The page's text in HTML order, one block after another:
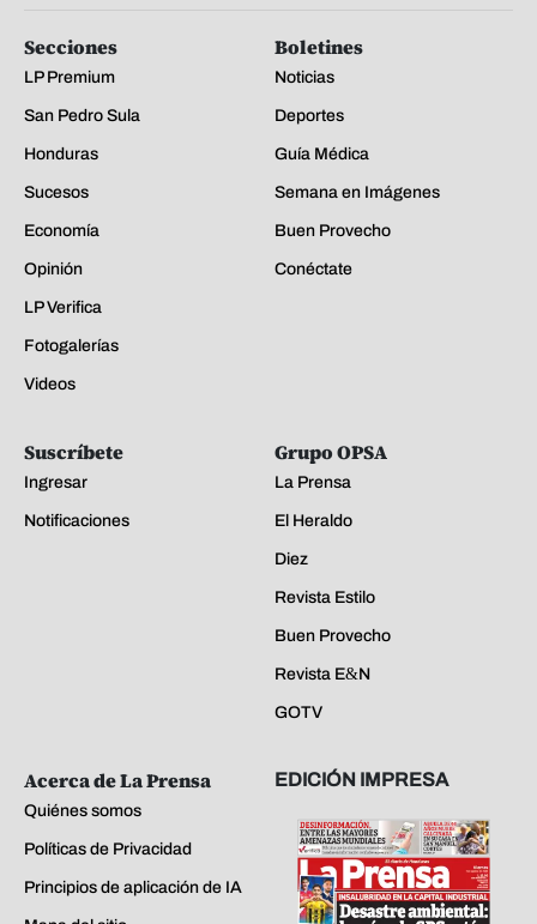
Secciones
LP Premium
San Pedro Sula
Honduras
Sucesos
Economía
Opinión
LP Verifica
Fotogalerías
Videos
Boletines
Noticias
Deportes
Guía Médica
Semana en Imágenes
Buen Provecho
Conéctate
Suscríbete
Ingresar
Notificaciones
Grupo OPSA
La Prensa
El Heraldo
Diez
Revista Estilo
Buen Provecho
Revista E&N
GOTV
Acerca de La Prensa
Quiénes somos
Políticas de Privacidad
Principios de aplicación de IA
EDICIÓN IMPRESA